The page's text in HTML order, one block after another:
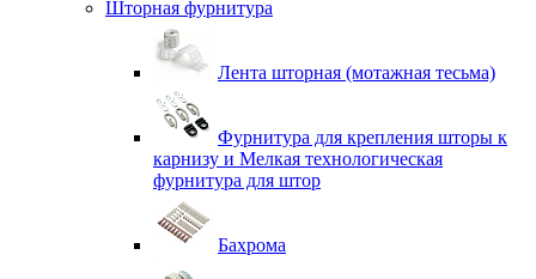
Шторная фурнитура
Лента шторная (мотажная тесьма)
Фурнитура для крепления шторы к
карнизу и Мелкая технологическая
фурнитура для штор
Бахрома